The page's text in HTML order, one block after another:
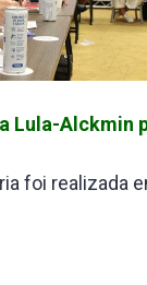
Lula-Alckmin
foi realizada